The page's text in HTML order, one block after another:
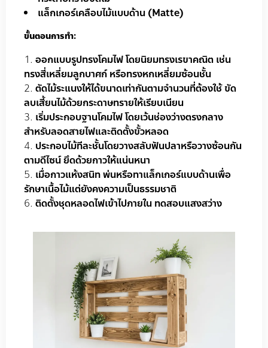
แล็กเกอร์เคลือบไม้แบบด้าน (Matte)
ขั้นตอนการทำ:
ออกแบบรูปทรงโคมไฟ โดยนิยมทรงเรขาคณิต เช่น
ทรงสี่เหลี่ยมลูกบาศก์ หรือทรงหกเหลี่ยมซ้อนชั้น
ตัดไม้ระแนงให้ได้ขนาดเท่ากันตามจำนวนที่ต้องใช้ ขัด
ลบเสี้ยนไม้ด้วยกระดาษทรายให้เรียบเนียน
เริ่มประกอบฐานโคมไฟ โดยเว้นช่องว่างตรงกลาง
สำหรับลอดสายไฟและติดตั้งขั้วหลอด
ประกอบไม้ทีละชั้นโดยวางสลับฟันปลาหรือวางซ้อนกัน
ตามดีไซน์ ยึดด้วยกาวให้แน่นหนา
เมื่อกาวแห้งสนิท พ่นหรือทาแล็กเกอร์แบบด้านเพื่อ
รักษาเนื้อไม้แต่ยังคงความเป็นธรรมชาติ
ติดตั้งชุดหลอดไฟเข้าไปภายใน ทดสอบแสงสว่าง